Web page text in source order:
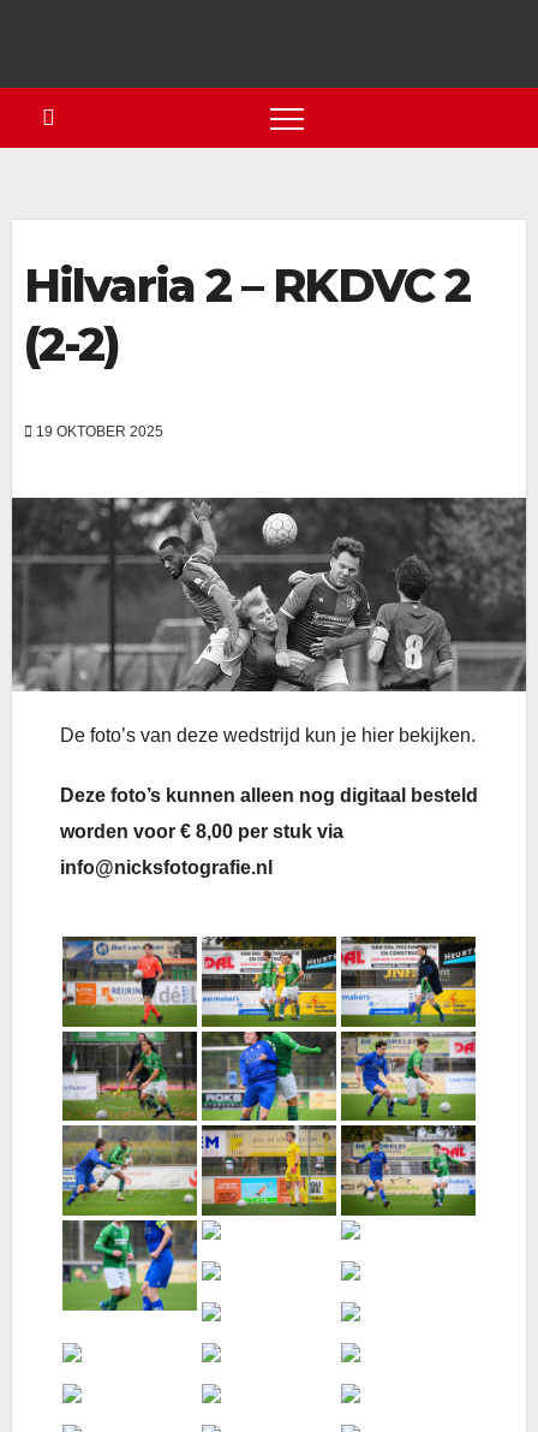
Hilvaria 2 – RKDVC 2
(2-2)
19 OKTOBER 2025
De foto’s van deze wedstrijd kun je hier bekijken.
Deze foto’s kunnen alleen nog digitaal besteld
worden voor € 8,00 per stuk via
info@nicksfotografie.nl